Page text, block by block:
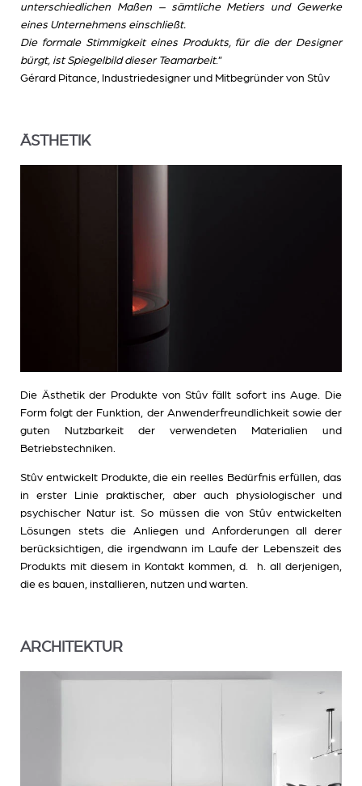
unterschiedlichen Maßen – sämtliche Metiers und Gewerke
eines Unternehmens einschließt.
Die formale Stimmigkeit eines Produkts, für die der Designer
bürgt, ist Spiegelbild dieser Teamarbeit.”
Gérard Pitance, Industriedesigner und Mitbegründer von Stûv
ÄSTHETIK
Die Ästhetik der Produkte von Stûv fällt sofort ins Auge. Die
Form folgt der Funktion, der Anwenderfreundlichkeit sowie der
guten Nutzbarkeit der verwendeten Materialien und
Betriebstechniken.
Stûv entwickelt Produkte, die ein reelles Bedürfnis erfüllen, das
in erster Linie praktischer, aber auch physiologischer und
psychischer Natur ist. So müssen die von Stûv entwickelten
Lösungen stets die Anliegen und Anforderungen all derer
berücksichtigen, die irgendwann im Laufe der Lebenszeit des
Produkts mit diesem in Kontakt kommen, d. h. all derjenigen,
die es bauen, installieren, nutzen und warten.
ARCHITEKTUR